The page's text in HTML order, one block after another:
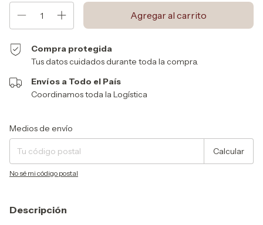
Compra protegida
Tus datos cuidados durante toda la compra.
Envíos a Todo el País
Coordinamos toda la Logística
Entregas para el CP:
Medios de envío
Calcular
No sé mi código postal
Descripción